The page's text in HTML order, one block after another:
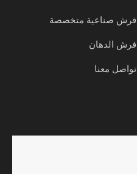
فرش صناعية متخصصة
فرش الدهان
تواصل معنا